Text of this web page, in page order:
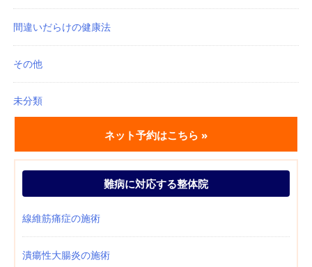
間違いだらけの健康法
その他
未分類
ネット予約はこちら »
難病に対応する整体院
線維筋痛症の施術
潰瘍性大腸炎の施術